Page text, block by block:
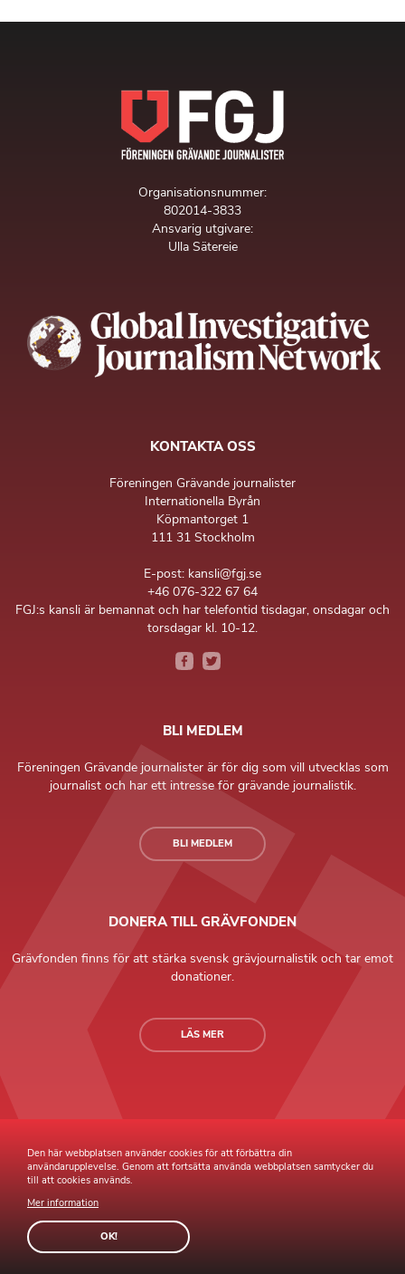
Organisationsnummer:
802014-3833
Ansvarig utgivare:
Ulla Sätereie
KONTAKTA OSS
Föreningen Grävande journalister
Internationella Byrån
Köpmantorget 1
111 31 Stockholm
E-post: kansli@fgj.se
+46 076-322 67 64
FGJ:s kansli är bemannat och har telefontid tisdagar, onsdagar och
torsdagar kl. 10-12.
BLI MEDLEM
Föreningen Grävande journalister är för dig som vill utvecklas som
journalist och har ett intresse för grävande journalistik.
BLI MEDLEM
DONERA TILL GRÄVFONDEN
Grävfonden finns för att stärka svensk grävjournalistik och tar emot
donationer.
LÄS MER
Grävande Journalister © Copyright 2026 |
Easywebpubliceringsverktyg
Den här webbplatsen använder cookies för att förbättra din
användarupplevelse. Genom att fortsätta använda webbplatsen samtycker du
till att cookies används.
Mer information
OK!